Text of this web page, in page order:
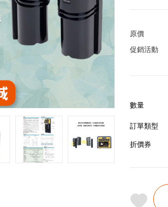
原價
促銷活動
數量
訂單類型
折價券